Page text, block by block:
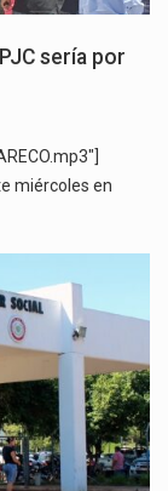
sería por
miércoles en